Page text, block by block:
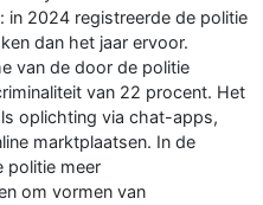
in 2024 registreerde de politie
dan het jaar ervoor.
van de door de politie
van 22 procent. Het
oplichting via chat-apps,
marktplaatsen. In de
politie meer
om vormen van